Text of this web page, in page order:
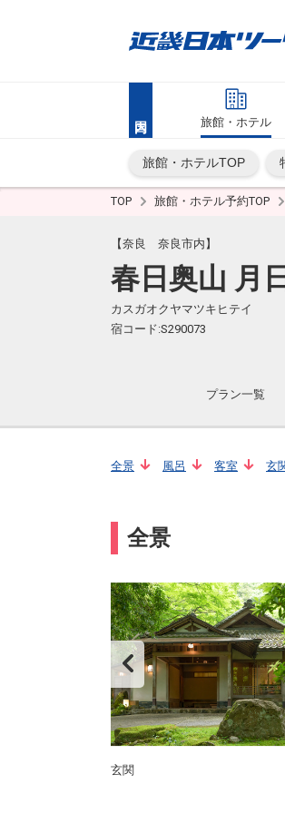
旅館・ホテル
旅館・ホテルTOP
TOP 旅館・ホテル予約TOP
【奈良 奈良市内】
春日奥山 月
カスガオクヤマツキヒテイ
宿コード:S290073
プラン一覧
全景 風呂 客室 玄
全景
玄関